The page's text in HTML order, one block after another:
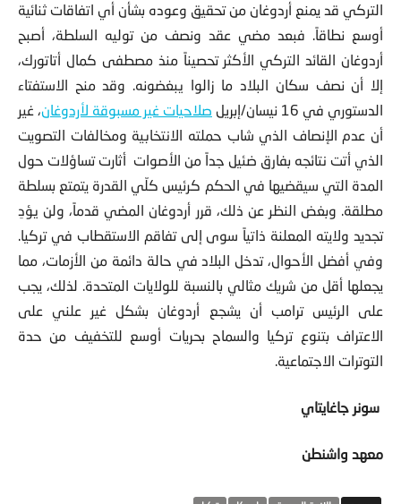
التركي قد يمنع أردوغان من تحقيق وعوده بشأن أي اتفاقات ثنائية
أوسع نطاقاً. فبعد مضي عقد ونصف من توليه السلطة، أصبح
أردوغان القائد التركي الأكثر تحصيناً منذ مصطفى كمال أتاتورك،
إلا أن نصف سكان البلاد ما زالوا يبغضونه. وقد منح الاستفتاء
الدستوري في 16 نيسان/إبريل
صلاحيات غير مسبوقة لأردوغان، غير
أن عدم الإنصاف الذي شاب حملته الانتخابية ومخالفات التصويت
الذي أتت نتائجه بفارق ضئيل جداً من الأصوات أثارت تساؤلات حول
المدة التي سيقضيها في الحكم كرئيس كلّي القدرة يتمتع بسلطة
مطلقة. وبغض النظر عن ذلك، قرر أردوغان المضي قدماً، ولن يؤدِ
تجديد ولايته المعلنة ذاتياً سوى إلى تفاقم الاستقطاب في تركيا.
وفي أفضل الأحوال، تدخل البلاد في حالة دائمة من الأزمات، مما
يجعلها أقل من شريك مثالي بالنسبة للولايات المتحدة. لذلك، يجب
على الرئيس ترامب أن يشجع أردوغان بشكل غير علني على
الاعتراف بتنوع تركيا والسماح بحريات أوسع للتخفيف من حدة
التوترات الاجتماعية.
سونر جاغايتاي
معهد واشنطن